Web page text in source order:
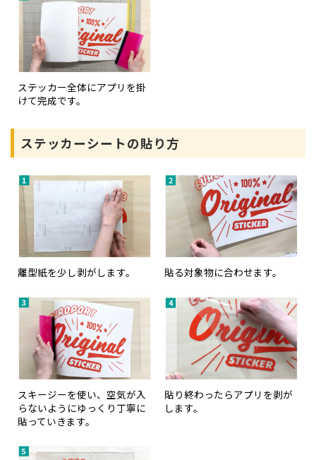
ステッカー全体にアプリを掛
けて完成です。
ステッカーシートの貼り方
離型紙を少し剥がします。 貼る対象物に合わせます。
スキージーを使い、空気が入
らないようにゆっくり丁寧に
貼っていきます。
貼り終わったらアプリを剥が
します。